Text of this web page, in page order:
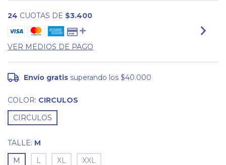
24 CUOTAS DE $3.400
VER MEDIOS DE PAGO
Envío gratis superando los$40.000
COLOR: CIRCULOS
CIRCULOS
TALLE: M
M
L XL XXL